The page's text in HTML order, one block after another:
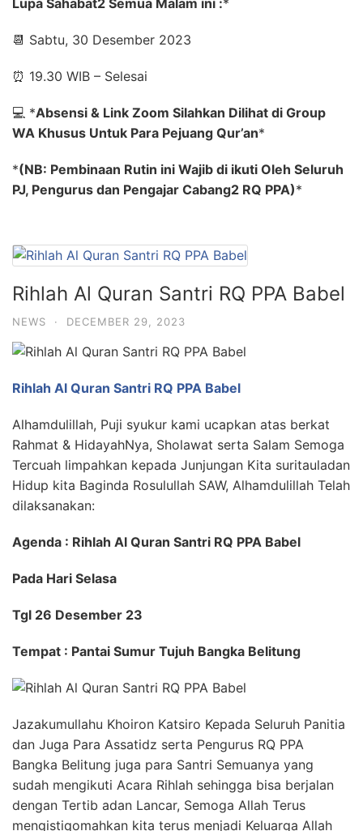
📆 Sabtu, 30 Desember 2023
⏰ 19.30 WIB – Selesai
💻 *Absensi & Link Zoom Silahkan Dilihat di Group
WA Khusus Untuk Para Pejuang Qur’an*
*(NB: Pembinaan Rutin ini Wajib di ikuti Oleh Seluruh
PJ, Pengurus dan Pengajar Cabang2 RQ PPA)*
Rihlah Al Quran Santri RQ PPA Babel
NEWS · DECEMBER 29, 2023
Rihlah Al Quran Santri RQ PPA Babel
Alhamdulillah, Puji syukur kami ucapkan atas berkat
Rahmat & HidayahNya, Sholawat serta Salam Semoga
Tercuah limpahkan kepada Junjungan Kita suritauladan
Hidup kita Baginda Rosulullah SAW, Alhamdulillah Telah
dilaksanakan:
Agenda : Rihlah Al Quran Santri RQ PPA Babel
Pada Hari Selasa
Tgl 26 Desember 23
Tempat : Pantai Sumur Tujuh Bangka Belitung
Jazakumullahu Khoiron Katsiro Kepada Seluruh Panitia
dan Juga Para Assatidz serta Pengurus RQ PPA
Bangka Belitung juga para Santri Semuanya yang
sudah mengikuti Acara Rihlah sehingga bisa berjalan
dengan Tertib adan Lancar, Semoga Allah Terus
mengistiqomahkan kita terus menjadi Keluarga Allah